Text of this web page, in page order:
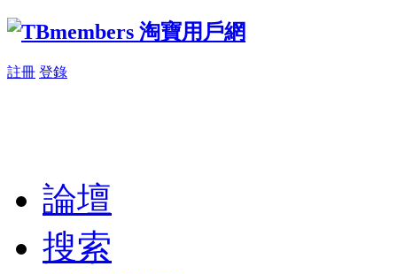
註冊 登錄
論壇
搜索